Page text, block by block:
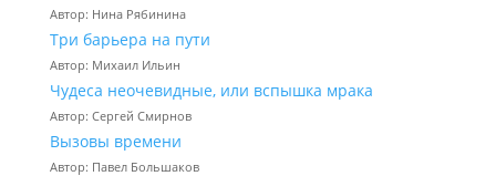
Автор: Нина Рябинина
Три барьера на пути
Автор: Михаил Ильин
Чудеса неочевидные, или вспышка мрака
Автор: Сергей Смирнов
Вызовы времени
Автор: Павел Большаков